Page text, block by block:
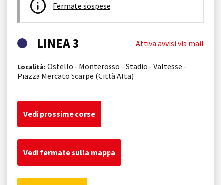
Fermate sospese
LINEA 3 Attiva avvisi via mail
Località: Ostello - Monterosso - Stadio - Valtesse -
Piazza Mercato Scarpe (Città Alta)
Vedi prossime corse
Vedi fermate sulla mappa